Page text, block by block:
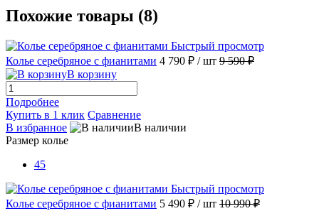
Похожие товары (8)
Быстрый просмотр
Колье серебряное с фианитами 4 790 ₽ / шт 9 590 ₽
В корзину
Подробнее
Купить в 1 клик Сравнение
В избранное
В наличии
Размер колье
45
Быстрый просмотр
Колье серебряное с фианитами 5 490 ₽ / шт 10 990 ₽